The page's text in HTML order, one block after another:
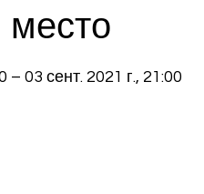
– 03 сент. 2021 г., 21:00